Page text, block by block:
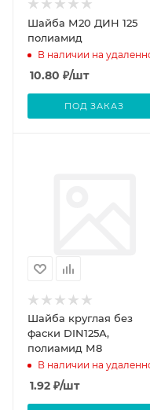
Шайба М20 ДИН 125
полиамид
В наличии на
10.80 ₽/шт
ПОД ЗАКАЗ
Шайба круглая без
фаски DIN125А,
полиамид М8
В наличии на
1.92 ₽/шт